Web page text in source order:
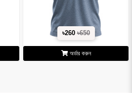
৳260৳650
অর্ডার করুন